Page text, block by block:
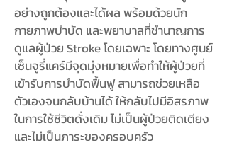
อย่างถูกต้องและได้ผล พร้อมด้วยนัก
กายภาพบำบัด และพยาบาลที่ชำนาญการ
ดูแลผู้ป่วย Stroke โดยเฉพาะ โดยทางศูนย์
เซ็นจูรี่แคร์มีจุดมุ่งหมายเพื่อทำให้ผู้ป่วยที่
เข้ารับการบำบัดฟื้นฟู สามารถช่วยเหลือ
ตัวเองจนกลับบ้านได้ ให้กลับไปมีอิสรภาพ
ในการใช้ชีวิตดั่งเดิม ไม่เป็นผู้ป่วยติดเตียง
และไม่เป็นภาระของครอบครัว